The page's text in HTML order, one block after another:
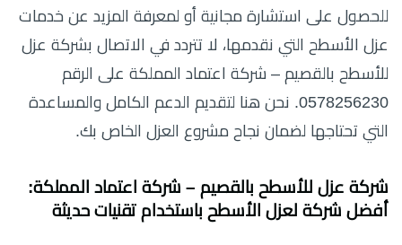
للحصول على استشارة مجانية أو لمعرفة المزيد عن خدمات
عزل الأسطح التي نقدمها، لا تتردد في الاتصال بشركة عزل
للأسطح بالقصيم – شركة اعتماد المملكة على الرقم
0578256230. نحن هنا لتقديم الدعم الكامل والمساعدة
التي تحتاجها لضمان نجاح مشروع العزل الخاص بك.
شركة عزل للأسطح بالقصيم – شركة اعتماد المملكة:
أفضل شركة لعزل الأسطح باستخدام تقنيات حديثة